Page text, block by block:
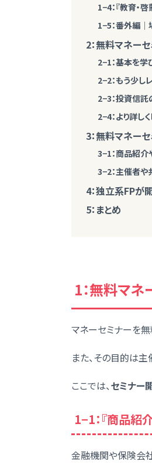
1−4：『教育・
1−5：番外編
2：無料マネー
2−1：基本を学
2−2：もう少
2−3：投資信
2−4：より詳し
3：無料マネー
3−1：商品紹
3−2：主催者や
4：独立系FPが
5：まとめ
1：無料マネ
マネーセミナーを無
また、その目的は
ここでは、セミナー
1−1：『商品紹
金融機関や保険会